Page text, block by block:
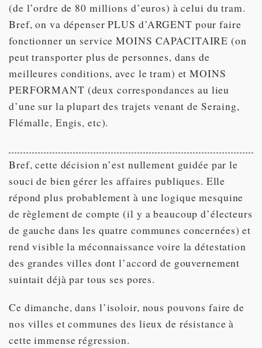
(de l’ordre de 80 millions d’euros) à celui du tram.
Bref, on va dépenser PLUS d’ARGENT pour faire
fonctionner un service MOINS CAPACITAIRE (on
peut transporter plus de personnes, dans de
meilleures conditions, avec le tram) et MOINS
PERFORMANT (deux correspondances au lieu
d’une sur la plupart des trajets venant de Seraing,
Flémalle, Engis, etc).
Bref, cette décision n’est nullement guidée par le
souci de bien gérer les affaires publiques. Elle
répond plus probablement à une logique mesquine
de règlement de compte (il y a beaucoup d’électeurs
de gauche dans les quatre communes concernées) et
rend visible la méconnaissance voire la détestation
des grandes villes dont l’accord de gouvernement
suintait déjà par tous ses pores.
Ce dimanche, dans l’isoloir, nous pouvons faire de
nos villes et communes des lieux de résistance à
cette immense régression.